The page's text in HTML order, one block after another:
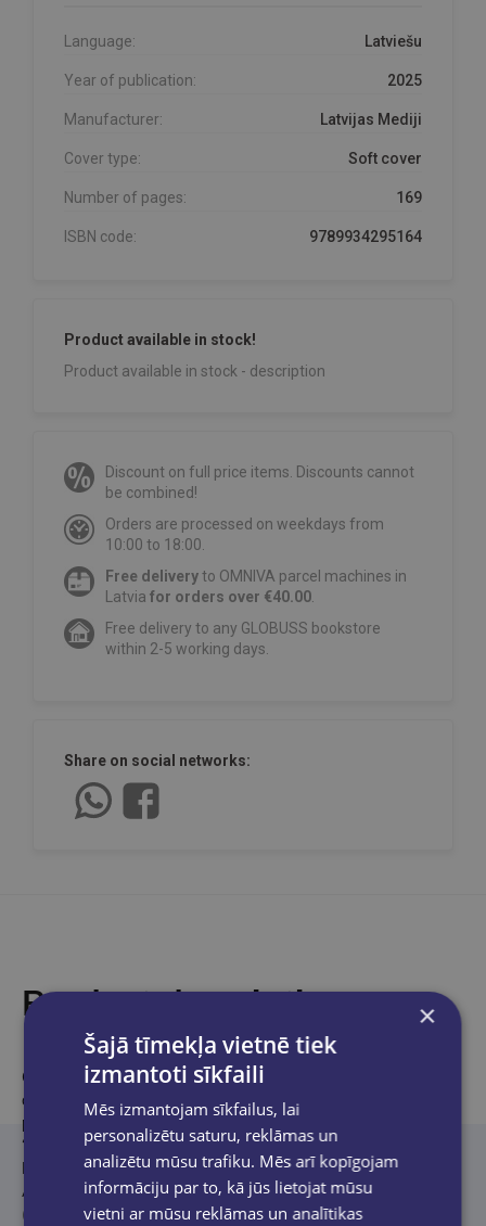
Language: Latviešu
Year of publication: 2025
Manufacturer: Latvijas Mediji
Cover type: Soft cover
Number of pages: 169
ISBN code: 9789934295164
Product available in stock!
Product available in stock - description
Discount on full price items. Discounts cannot
be combined!
Orders are processed on weekdays from
10:00 to 18:00.
Free deliveryto OMNIVA parcel machines in
Latvia for orders over €40.00
Free delivery to any GLOBUSS bookstore
within 2-5 working days.
Share on social networks:
Product description
Grāmatu veido materiāli no “Latvijas Avīzes” tematiskajām
avīzēm “Vasaras puķu avīze”, “Vasaras puķu dārzs”, “Vasaras
puķu dārzs 2” (autore Anita Onkele), tematiskā žurnāla
“Padoms rokā” izdevumiem “Puķupodu dārzs” (autore Ilma
Nereta), “Kaitēkļi un slimības” (autores Laura Ozoliņa-Pole,
Anitra Lestlande, Inta Jakobija, Edīte Jākobsone), “Sēklas. Sēja”
(autore Mārīte Gailīte).
×
Šajā tīmekļa vietnē tiek
izmantoti sīkfaili
Mēs izmantojam sīkfailus, lai
personalizētu saturu, reklāmas un
analizētu mūsu trafiku. Mēs arī kopīgojam
informāciju par to, kā jūs lietojat mūsu
vietni ar mūsu reklāmas un analītikas